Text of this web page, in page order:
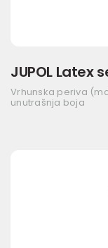
JUPOL Latex
Vrhunska periva
unutrašnja boja